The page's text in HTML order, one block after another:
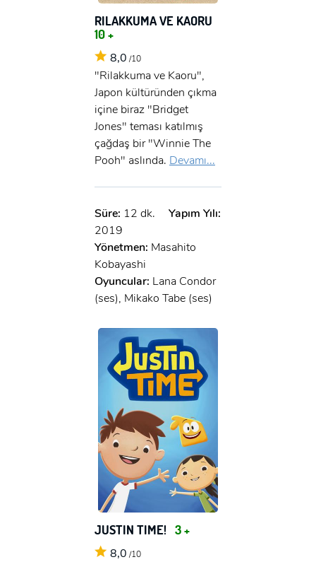
RILAKKUMA VE KAORU
10 +
8,0 /10
"Rilakkuma ve Kaoru",
Japon kültüründen çıkma
içine biraz "Bridget
Jones" teması katılmış
çağdaş bir "Winnie The
Pooh" aslında. Devamı...
Süre: 12 dk.
Yapım Yılı:
2019
Yönetmen: Masahito
Kobayashi
Oyuncular: Lana Condor
(ses), Mikako Tabe (ses)
JUSTIN TIME! 3 +
8,0 /10